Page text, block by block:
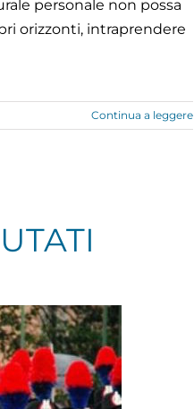
personale non possa
orizzonti, intraprendere
Continua a leggere